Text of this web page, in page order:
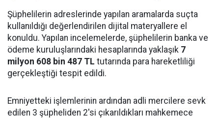
Şüphelilerin adreslerinde yapılan aramalarda suçta
kullanıldığı değerlendirilen dijital materyallere el
konuldu. Yapılan incelemelerde, şüphelilerin banka ve
ödeme kuruluşlarındaki hesaplarında yaklaşık 7
milyon 608 bin 487 TL tutarında para hareketliliği
gerçekleştiği tespit edildi.
Emniyetteki işlemlerinin ardından adli mercilere sevk
edilen 3 şüpheliden 2'si çıkarıldıkları mahkemece